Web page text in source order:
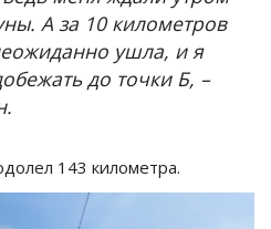
А за 10 километров
ушла, и я
до точки Б, –
143 километра.